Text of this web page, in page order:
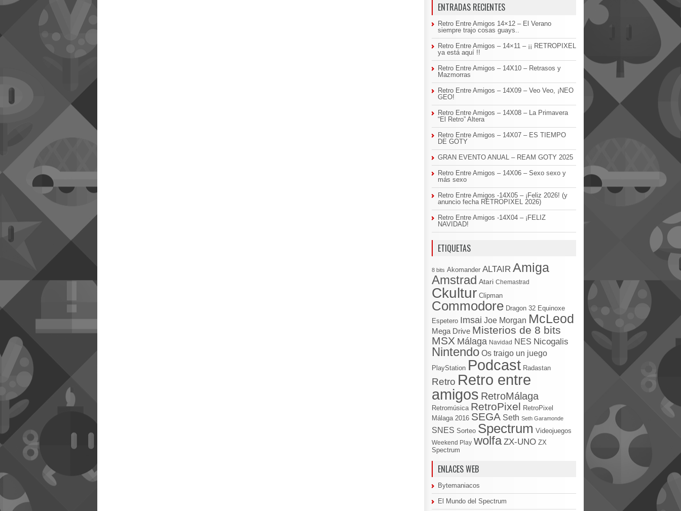
ENTRADAS RECIENTES
Retro Entre Amigos 14×12 – El Verano
siempre trajo cosas guays..
Retro Entre Amigos – 14×11 – ¡¡ RETROPIXEL
ya está aquí !!
Retro Entre Amigos – 14X10 – Retrasos y
Mazmorras
Retro Entre Amigos – 14X09 – Veo Veo, ¡NEO
GEO!
Retro Entre Amigos – 14X08 – La Primavera
“El Retro” Altera
Retro Entre Amigos – 14X07 – ES TIEMPO
DE GOTY
GRAN EVENTO ANUAL – REAM GOTY 2025
Retro Entre Amigos – 14X06 – Sexo sexo y
más sexo
Retro Entre Amigos -14X05 – ¡Feliz 2026! (y
anuncio fecha RETROPIXEL 2026)
Retro Entre Amigos -14X04 – ¡FELIZ
NAVIDAD!
ETIQUETAS
8 bits Akomander ALTAIR Amiga
Amstrad Atari Chemastrad
Ckultur Clipman
Commodore Dragon 32 Equinoxe
Espetero Imsai Joe Morgan McLeod
Mega Drive Misterios de 8 bits
MSX Málaga Navidad NES Nicogalis
Nintendo Os traigo un juego
PlayStation Podcast Radastan
Retro Retro entre
amigos RetroMálaga
Retromúsica RetroPixel RetroPixel
Málaga 2016 SEGA Seth Seth Garamonde
SNES Sorteo Spectrum Videojuegos
Weekend Play wolfa ZX-UNO ZX
Spectrum
ENLACES WEB
Bytemaniacos
El Mundo del Spectrum